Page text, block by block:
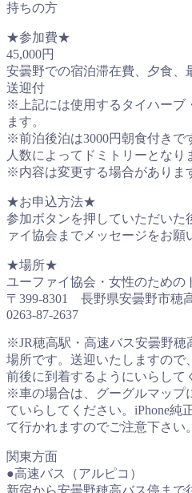
持ちの方
★参加費★
45,000円
安曇野での宿泊滞在費、夕食、
送迎付
※上記には使用するタイハーブ
ます。
※前泊後泊は3000円朝食付きで
人数によってドミトリーとなり
※内容は変更する場合がありま
★お申込方法★
参加ボタンを押していただいた
ァイ協会までメッセージをお願
★場所★
ユーファイ協会・女性のための
〒399-8301 長野県安曇野市穂
0263-87-2637
※JR穂高駅・高速バス安曇野穂
場所です。送迎いたしますので
前後に到着するようにいらして
※車の場合は、グーグルマップ
ていらしてください。iPhone純
て行かれますのでご注意下さい。
関東方面
●高速バス（アルピコ）